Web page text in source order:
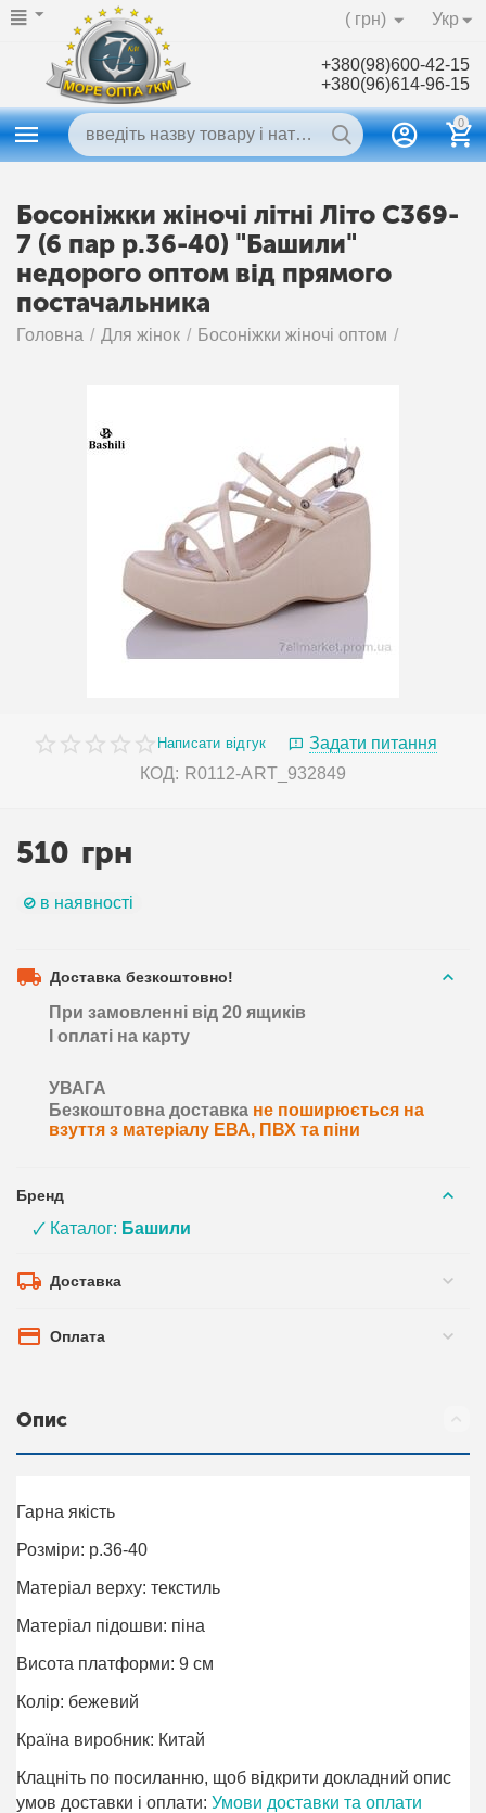
Укр
( грн)
+380(98)600-42-15
+380(96)614-96-15
0
Босоніжки жіночі літні Літо C369-
7 (6 пар р.36-40) "Башили"
недорого оптом від прямого
постачальника
Головна / Для жінок / Босоніжки жіночі оптом /
Написати відгук
Задати питання
КОД: R0112-ART_932849
510 грн
в наявності
Доставка безкоштовно!
При замовленні від 20 ящиків
І оплаті на карту
УВАГА
Безкоштовна доставка не поширюється на
взуття з матеріалу ЕВА, ПВХ та піни
Бренд
🗸 Каталог: Башили
Доставка
Оплата
Опис
Гарна якість
Розміри: р.36-40
Матеріал верху: текстиль
Матеріал підошви: піна
Висота платформи: 9 см
Колір: бежевий
Країна виробник: Китай
Клацніть по посиланню, щоб відкрити докладний опис
умов доставки і оплати:Умови доставки та оплати